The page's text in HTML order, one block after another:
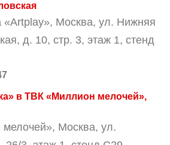
«Artplay», Москва, ул. Нижняя
д. 10, стр. 3, этаж 1, стенд
в ТВК «Миллион мелочей»,
Москва, ул.